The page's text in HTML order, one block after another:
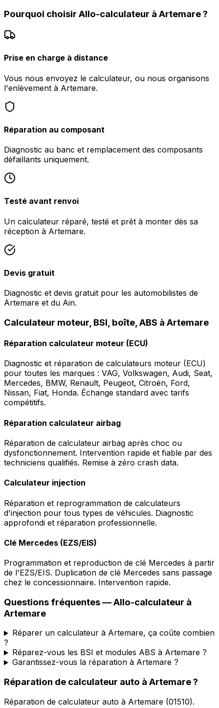
Pourquoi choisir Allo-calculateur à Artemare?
Prise en charge à distance
Vous nous envoyez le calculateur, ou nous organisons
l'enlèvement à Artemare.
Réparation au composant
Diagnostic au banc et remplacement des composants
défaillants uniquement.
Testé avant renvoi
Un calculateur réparé, testé et prêt à monter dès sa
réception à Artemare.
Devis gratuit
Diagnostic et devis gratuit pour les automobilistes de
Artemare et du Ain.
Calculateur moteur, BSI, boîte, ABS à Artemare
Réparation calculateur moteur (ECU)
Diagnostic et réparation de calculateurs moteur (ECU)
pour toutes les marques : VAG, Volkswagen, Audi, Seat,
Mercedes, BMW, Renault, Peugeot, Citroën, Ford,
Nissan, Fiat, Honda. Échange standard avec tarifs
compétitifs.
Réparation calculateur airbag
Réparation de calculateur airbag après choc ou
dysfonctionnement. Intervention rapide et fiable par des
techniciens qualifiés. Remise à zéro crash data.
Calculateur injection
Réparation et reprogrammation de calculateurs
d'injection pour tous types de véhicules. Diagnostic
approfondi et réparation professionnelle.
Clé Mercedes (EZS/EIS)
Programmation et reproduction de clé Mercedes à partir
de l'EZS/EIS. Duplication de clé Mercedes sans passage
chez le concessionnaire. Intervention rapide.
Questions fréquentes —Allo-calculateur à
Artemare
Réparer un calculateur à Artemare, ça coûte combien
?
Réparez-vous les BSI et modules ABS à Artemare ?
Garantissez-vous la réparation à Artemare ?
Réparation de calculateur auto à Artemare?
Réparation de calculateur auto à Artemare (01510).